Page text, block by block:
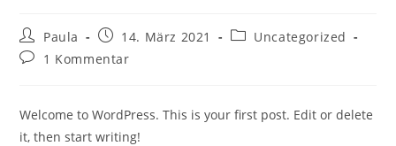
Beitrags-
Autor:
Paula
Beitrag
veröffentlicht:
14. März 2021
Beitrags-
Uncategorized
Beitrags-
1 Kommentar
Welcome to WordPress. This is your first post. Edit or delete
it, then start writing!